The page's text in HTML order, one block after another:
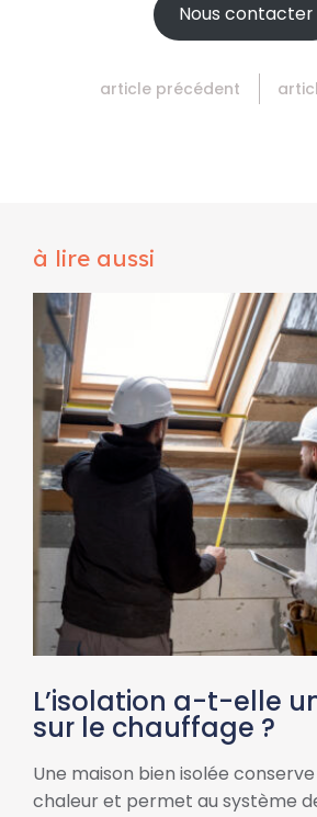
Nous contacter
article précédent
à lire aussi
L’isolation a-t-elle
sur le chauffage ?
Une maison bien isolée
chaleur et permet au système